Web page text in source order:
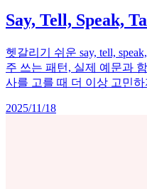
Say, Tell, Speak,
헷갈리기 쉬운 say, tell,
주 쓰는 패턴, 실제 예문과
사를 고를 때 더 이상 고민
2025/11/18